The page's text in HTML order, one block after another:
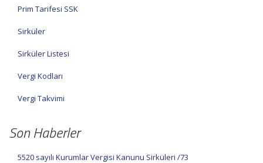
Prim Tarifesi SSK
Sirküler
Sirküler Listesi
Vergi Kodları
Vergi Takvimi
Son Haberler
5520 sayılı Kurumlar Vergisi Kanunu Sirküleri /73